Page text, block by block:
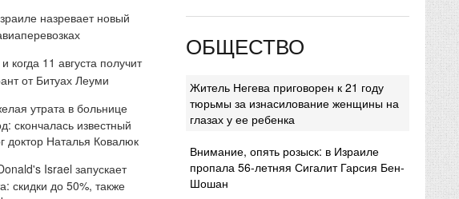
назревает новый
когда 11 августа получит
от Битуах Леуми
утрата в больнице
скончалась известный
доктор Наталья Ковалюк
Israel запускает
скидки до 50%, также
ОБЩЕСТВО
Житель Негева приговорен к 21 году
тюрьмы за изнасилование женщины на
глазах у ее ребенка
Внимание, опять розыск: в Израиле
пропала 56-летняя Сигалит Гарсия Бен-
Шошан